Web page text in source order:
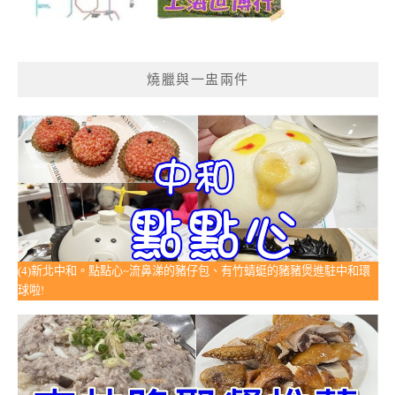
燒臘與一盅兩件
(4)新北中和。點點心~流鼻涕的豬仔包、有竹蜻蜓的豬豬煲進駐中和環
球啦!